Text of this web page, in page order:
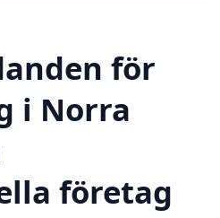
för
i Norra
företag